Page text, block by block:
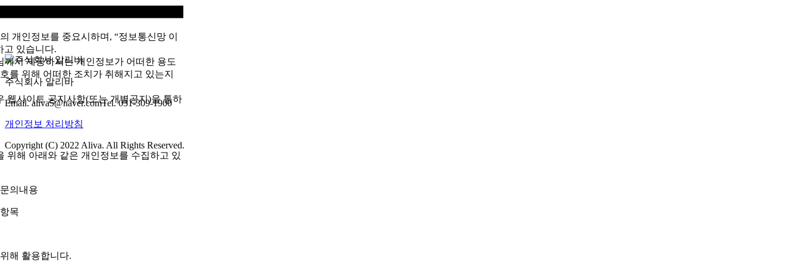
주식회사 알리바
Email. aliva5@naver.comTel. 031-309-1900
개인정보 처리방침
Copyright (C) 2022 Aliva. All Rights Reserved.
개인정보를 중요시하며, “정보통신망 이
고 있습니다.
서 제공하시는 개인정보가 어떠한 용도
를 위해 어떠한 조치가 취해지고 있는지
웹사이트 공지사항(또는 개별공지)을 통하
위해 아래와 같은 개인정보를 수집하고 있
의내용
목
해 활용합니다.